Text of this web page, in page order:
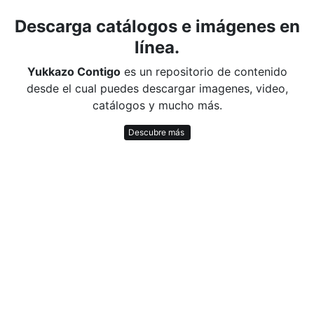
Descarga catálogos e imágenes en
línea.
Yukkazo Contigoes un repositorio de contenido
desde el cual puedes descargar imagenes, video,
catálogos y mucho más.
Descubre más